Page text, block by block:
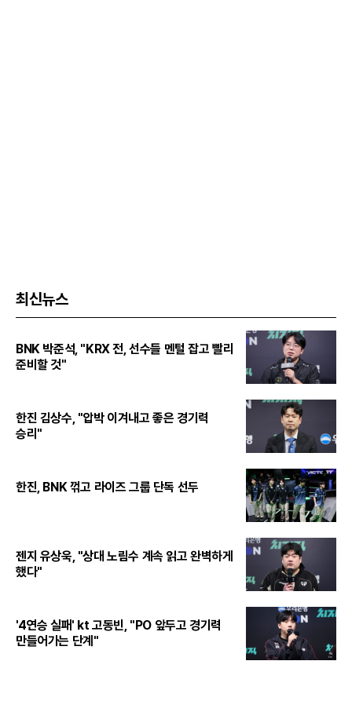
최신뉴스
BNK 박준석, "KRX 전, 선수들 멘털 잡고 빨리
준비할 것"
한진 김상수, "압박 이겨내고 좋은 경기력
승리"
한진, BNK 꺾고 라이즈 그룹 단독 선두
젠지 유상욱, "상대 노림수 계속 읽고 완벽하게
했다"
'4연승 실패' kt 고동빈, "PO 앞두고 경기력
만들어가는 단계"